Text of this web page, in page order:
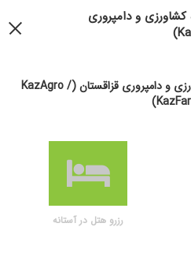
کشاورزی و دامپروری
خدمات مسافرتی نمایشگاه کشاورزی و دامپروری قزاقستان (KazAgro /
رزرو هتل در آستانه